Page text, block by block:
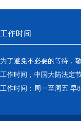
工作时间
为了避免不必要的等待，
工作时间，中国大陆法定
工作时间：周一至周五 早